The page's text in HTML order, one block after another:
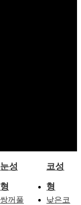
눈성
형
쌍꺼풀
코성
형
낮은코